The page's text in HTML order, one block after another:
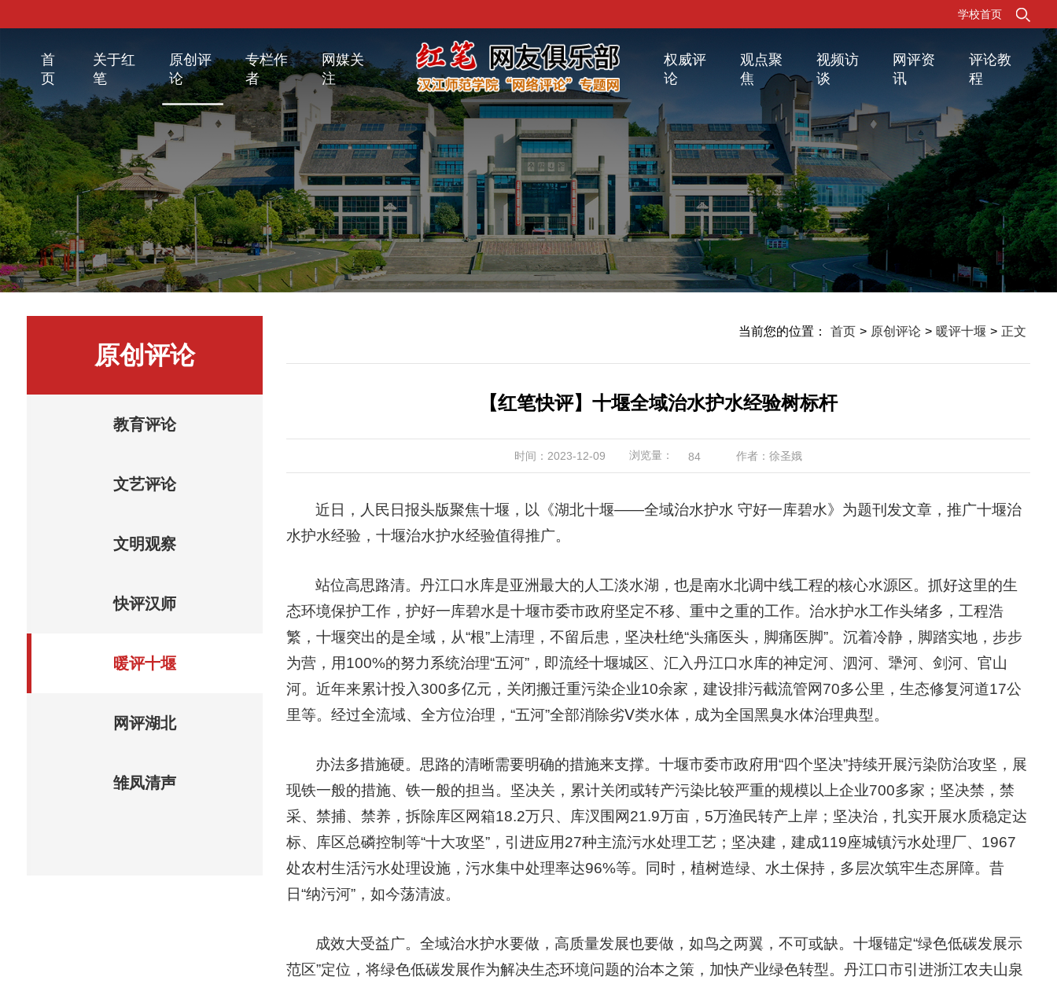
学校首页
首
页
关于红
笔
原创评
论
专栏作
者
网媒关
注
权威评
论
观点聚
焦
视频访
谈
网评资
讯
评论教
程
原创评论
教育评论
文艺评论
文明观察
快评汉师
暖评十堰
网评湖北
雏凤清声
当前您的位置： 首页 > 原创评论 > 暖评十堰 > 正文
【红笔快评】十堰全域治水护水经验树标杆
时间：2023-12-09 浏览量： 84 作者：徐圣娥
近日，人民日报头版聚焦十堰，以《湖北十堰——全域治水护水 守好一库碧水》为题刊发文章，推广十堰治
水护水经验，十堰治水护水经验值得推广。
站位高思路清。丹江口水库是亚洲最大的人工淡水湖，也是南水北调中线工程的核心水源区。抓好这里的生
态环境保护工作，护好一库碧水是十堰市委市政府坚定不移、重中之重的工作。治水护水工作头绪多，工程浩
繁，十堰突出的是全域，从“根”上清理，不留后患，坚决杜绝“头痛医头，脚痛医脚”。沉着冷静，脚踏实地，步步
为营，用100%的努力系统治理“五河”，即流经十堰城区、汇入丹江口水库的神定河、泗河、犟河、剑河、官山
河。近年来累计投入300多亿元，关闭搬迁重污染企业10余家，建设排污截流管网70多公里，生态修复河道17公
里等。经过全流域、全方位治理，“五河”全部消除劣Ⅴ类水体，成为全国黑臭水体治理典型。
办法多措施硬。思路的清晰需要明确的措施来支撑。十堰市委市政府用“四个坚决”持续开展污染防治攻坚，展
现铁一般的措施、铁一般的担当。坚决关，累计关闭或转产污染比较严重的规模以上企业700多家；坚决禁，禁
采、禁捕、禁养，拆除库区网箱18.2万只、库汊围网21.9万亩，5万渔民转产上岸；坚决治，扎实开展水质稳定达
标、库区总磷控制等“十大攻坚”，引进应用27种主流污水处理工艺；坚决建，建成119座城镇污水处理厂、1967
处农村生活污水处理设施，污水集中处理率达96%等。同时，植树造绿、水土保持，多层次筑牢生态屏障。昔
日“纳污河”，如今荡清波。
成效大受益广。全域治水护水要做，高质量发展也要做，如鸟之两翼，不可或缺。十堰锚定“绿色低碳发展示
范区”定位，将绿色低碳发展作为解决生态环境问题的治本之策，加快产业绿色转型。丹江口市引进浙江农夫山泉